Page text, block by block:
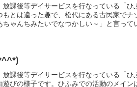
課後等デイサービスを行なっている「ひ
とは違った趣で、松代にある古民家でナ
ゃんちみたいでなつかしい～」と言って
課後等デイサービスを行なっている「ひ
遊びの様子です。ひふみでの活動のメイン